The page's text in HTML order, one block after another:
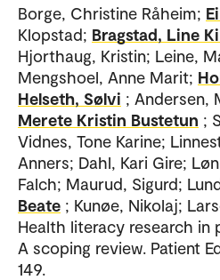
Borge, Christine Råheim;
Klopstad; Bragstad, Line
Hjorthaug, Kristin; Leine,
Mengshoel, Anne Marit;
Helseth, Sølvi ; Andersen,
Merete Kristin Bustetun ;
Vidnes, Tone Karine;
Anners; Dahl, Kari Gire;
Falch; Maurud, Sigurd;
Beate ; Kunøe, Nikolaj;
Health literacy research in
A scoping review. Patient
149.